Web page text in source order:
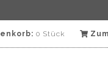
0 Stück